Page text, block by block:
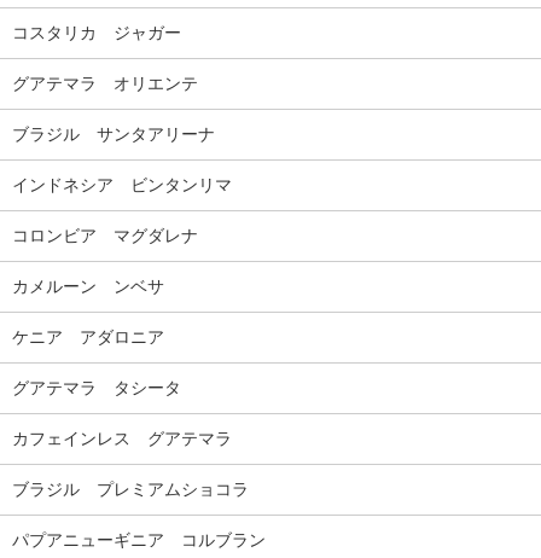
コスタリカ ジャガー
グアテマラ オリエンテ
ブラジル サンタアリーナ
インドネシア ビンタンリマ
コロンビア マグダレナ
カメルーン ンベサ
ケニア アダロニア
グアテマラ タシータ
カフェインレス グアテマラ
ブラジル プレミアムショコラ
パプアニューギニア コルブラン